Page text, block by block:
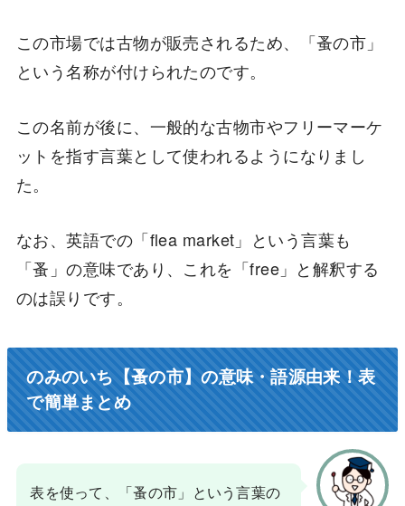
この市場では古物が販売されるため、「蚤の市」
という名称が付けられたのです。
この名前が後に、一般的な古物市やフリーマーケ
ットを指す言葉として使われるようになりまし
た。
なお、英語での「flea market」という言葉も
「蚤」の意味であり、これを「free」と解釈する
のは誤りです。
のみのいち【蚤の市】の意味・語源由来！表
で簡単まとめ
表を使って、「蚤の市」という言葉の